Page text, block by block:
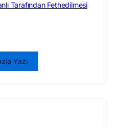
Tarafından Fethedilmesi
Yazı